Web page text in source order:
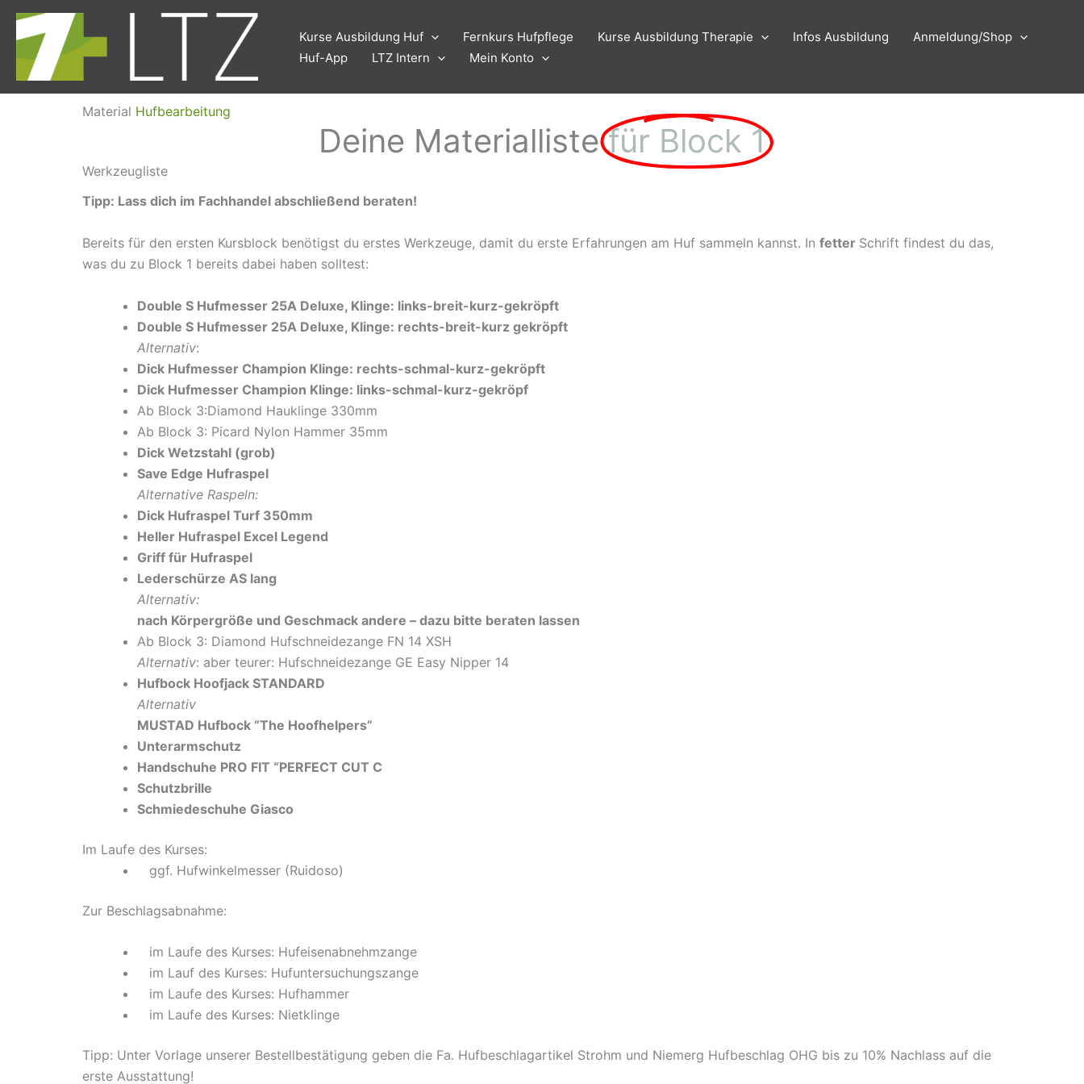
Zum
springen
Kurse Ausbildung Huf Fernkurs Hufpflege Kurse Ausbildung Therapie Infos Ausbildung
Anmeldung/Shop
Huf-App
LTZ Intern Mein Konto
Material Hufbearbeitung
Deine Materialliste für Block 1
Werkzeugliste
Tipp: Lass dich im Fachhandel abschließend beraten!
Bereits für den ersten Kursblock benötigst du erstes Werkzeuge, damit du erste Erfahrungen am Huf sammeln kannst. In fetter Schrift findest du das,
was du zu Block 1 bereits dabei haben solltest:
Double S Hufmesser 25A Deluxe, Klinge: links-breit-kurz-gekröpft
Double S Hufmesser 25A Deluxe, Klinge: rechts-breit-kurz gekröpft
Alternativ:
Dick Hufmesser Champion Klinge: rechts-schmal-kurz-gekröpft
Dick Hufmesser Champion Klinge: links-schmal-kurz-gekröpf
Ab Block 3:Diamond Hauklinge 330mm
Ab Block 3: Picard Nylon Hammer 35mm
Dick Wetzstahl (grob)
Save Edge Hufraspel
Alternative Raspeln:
Dick Hufraspel Turf 350mm
Heller Hufraspel Excel Legend
Griff für Hufraspel
Lederschürze AS lang
Alternativ:
nach Körpergröße und Geschmack andere – dazu bitte beraten lassen
Ab Block 3: Diamond Hufschneidezange FN 14 XSH
Alternativ: aber teurer: Hufschneidezange GE Easy Nipper 14
Hufbock Hoofjack STANDARD
Alternativ
MUSTAD Hufbock “The Hoofhelpers”
Unterarmschutz
Handschuhe PRO FIT “PERFECT CUT C
Schutzbrille
Schmiedeschuhe Giasco
Im Laufe des Kurses:
ggf. Hufwinkelmesser (Ruidoso)
Zur Beschlagsabnahme:
im Laufe des Kurses: Hufeisenabnehmzange
im Lauf des Kurses: Hufuntersuchungszange
im Laufe des Kurses: Hufhammer
im Laufe des Kurses: Nietklinge
Tipp: Unter Vorlage unserer Bestellbestätigung geben die Fa. Hufbeschlagartikel Strohm und Niemerg Hufbeschlag OHG bis zu 10% Nachlass auf die
erste Ausstattung!